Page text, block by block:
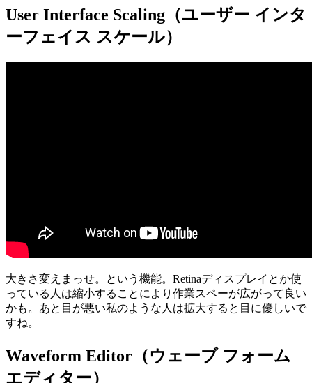
User Interface Scaling（ユーザー インタ
ーフェイス スケール）
大きさ変えまっせ。という機能。Retinaディスプレイとか使
っている人は縮小することにより作業スペーが広がって良い
かも。あと目が悪い私のような人は拡大すると目に優しいで
すね。
Waveform Editor（ウェーブ フォーム
エディター）